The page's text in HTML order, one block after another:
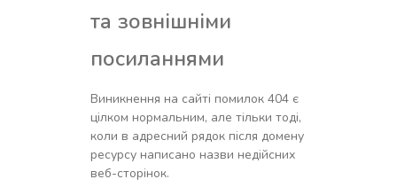
та зовнішніми
посиланнями
Виникнення на сайті помилок 404 є
цілком нормальним, але тільки тоді,
коли в адресний рядок після домену
ресурсу написано назви недійсних
веб-сторінок.